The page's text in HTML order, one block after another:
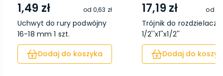
1,49 zł od0,63 zł
Uchwyt do rury podwójny
16-18 mm 1 szt.
Dodaj do koszyka
17,19 zł od
Trójnik do rozdzielacza
1/2''x1''x1/2''
Dodaj do